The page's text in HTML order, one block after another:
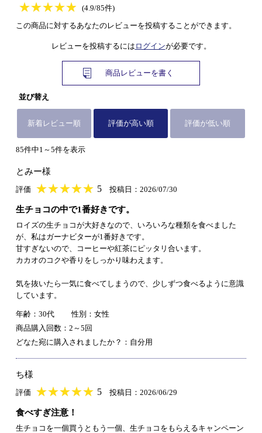
★★★★★
★★★★★
(4.9/85件)
この商品に対するあなたのレビューを投稿することができます。
レビューを投稿するには ログインが必要です。
商品レビューを書く
並び替え
新着レビュー順 評価が高い順 評価が低い順
85件中1～5件を表示
とみー様
評価 ★★★★★
★★★★★ 5 投稿日：2026/07/30
生チョコの中で1番好きです。
ロイズの生チョコが大好きなので、いろいろな種類を食べました
が、私はガーナビターが1番好きです。
甘すぎないので、コーヒーや紅茶にピッタリ合います。
カカオのコクや香りをしっかり味わえます。
気を抜いたら一気に食べてしまうので、少しずつ食べるように意識
しています。
年齢：30代
性別：女性
商品購入回数：2～5回
どなた宛に購入されましたか？：自分用
ち様
評価 ★★★★★
★★★★★ 5 投稿日：2026/06/29
食べすぎ注意！
生チョコを一個買うともう一個、生チョコをもらえるキャンペーン